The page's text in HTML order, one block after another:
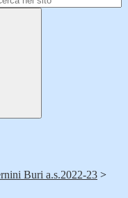
Buri a.s.2022-23 >